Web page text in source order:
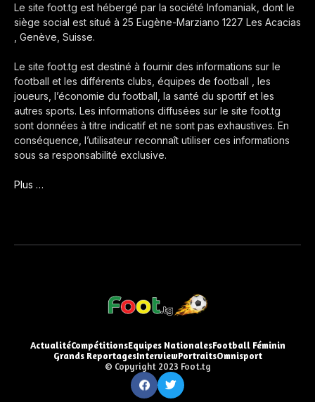
Le site foot.tg est hébergé par la société Infomaniak, dont le
siège social est situé à 25 Eugène-Marziano 1227 Les Acacias
, Genève, Suisse.
Le site foot.tg est destiné à fournir des informations sur le
football et les différents clubs, équipes de football , les
joueurs, l’économie du football, la santé du sportif et les
autres sports. Les informations diffusées sur le site foot.tg
sont données à titre indicatif et ne sont pas exhaustives. En
conséquence, l’utilisateur reconnaît utiliser ces informations
sous sa responsabilité exclusive.
Plus …
ActualitéCompétitionsEquipes NationalesFootball Féminin
Grands ReportagesInterviewPortraitsOmnisport
© Copyright 2023 Foot.tg